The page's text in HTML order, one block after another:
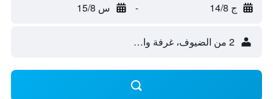
ج 14/8 - س 15/8
2 من الضيوف، غرفة واحدة